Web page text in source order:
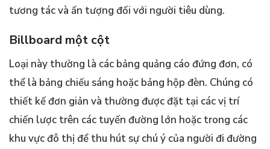
tương tác và ấn tượng đối với người tiêu dùng.
Billboard một cột
Loại này thường là các bảng quảng cáo đứng đơn, có
thể là bảng chiếu sáng hoặc bảng hộp đèn. Chúng có
thiết kế đơn giản và thường được đặt tại các vị trí
chiến lược trên các tuyến đường lớn hoặc trong các
khu vực đô thị để thu hút sự chú ý của người đi đường